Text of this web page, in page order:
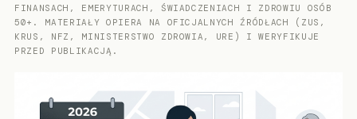
FINANSACH, EMERYTURACH, ŚWIADCZENIACH I ZDROWIU OSÓB
50+. MATERIAŁY OPIERA NA OFICJALNYCH ŹRÓDŁACH (ZUS,
KRUS, NFZ, MINISTERSTWO ZDROWIA, URE) I WERYFIKUJE
PRZED PUBLIKACJĄ.